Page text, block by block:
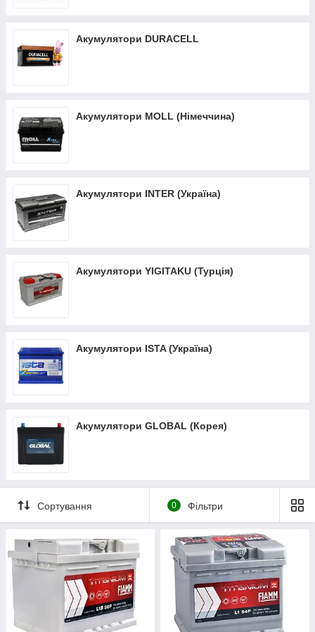
Акумулятори DURACELL
Акумулятори MOLL (Німеччина)
Акумулятори INTER (Україна)
Акумулятори YIGITAKU (Турція)
Акумулятори ISTA (Україна)
Акумулятори GLOBAL (Корея)
Сортування 0 Фільтри